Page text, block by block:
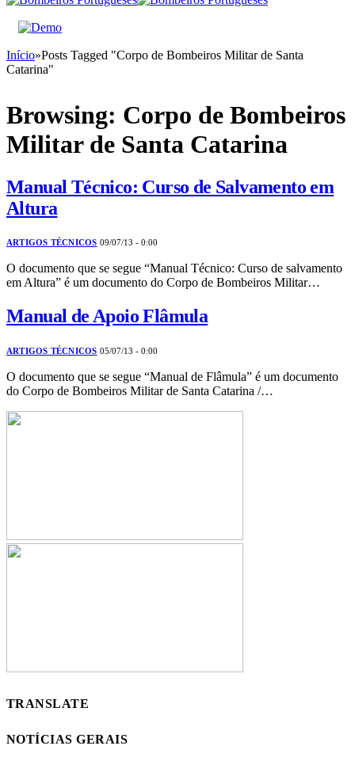
Início»Posts Tagged "Corpo de Bombeiros Militar de Santa
Catarina"
Browsing: Corpo de Bombeiros
Militar de Santa Catarina
Manual Técnico: Curso de Salvamento em
Altura
ARTIGOS TÉCNICOS 09/07/13 - 0:00
O documento que se segue “Manual Técnico: Curso de salvamento
em Altura” é um documento do Corpo de Bombeiros Militar…
Manual de Apoio Flâmula
ARTIGOS TÉCNICOS 05/07/13 - 0:00
O documento que se segue “Manual de Flâmula” é um documento
do Corpo de Bombeiros Militar de Santa Catarina /…
TRANSLATE
NOTÍCIAS GERAIS